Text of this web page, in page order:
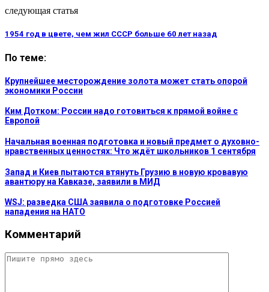
следующая статья
1954 год в цвете, чем жил СССР больше 60 лет назад
По теме:
Крупнейшее месторождение золота может стать опорой
экономики России
Ким Дотком: России надо готовиться к прямой войне с
Европой
Начальная военная подготовка и новый предмет о духовно-
нравственных ценностях: Что ждёт школьников 1 сентября
Запад и Киев пытаются втянуть Грузию в новую кровавую
авантюру на Кавказе, заявили в МИД
WSJ: разведка США заявила о подготовке Россией
нападения на НАТО
Комментарий